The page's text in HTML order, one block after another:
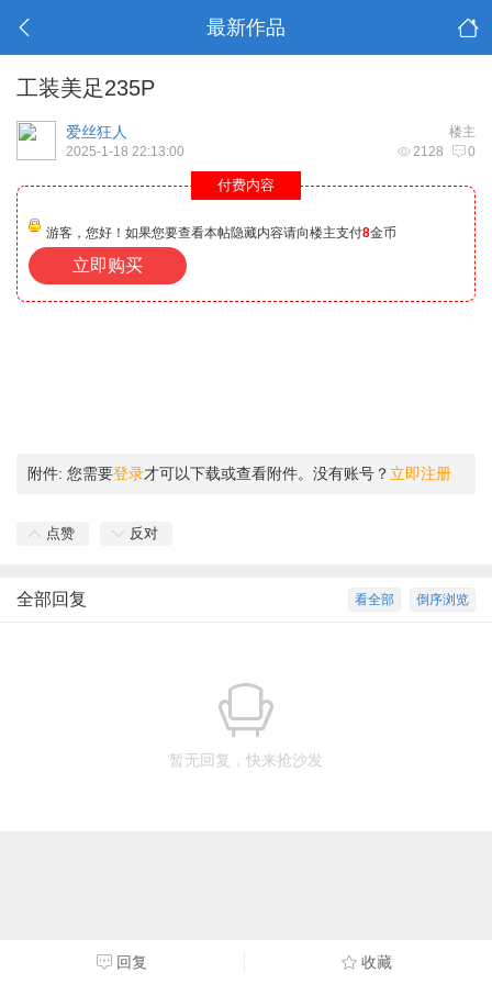
最新作品
工装美足235P
楼主
爱丝狂人
2128 0
2025-1-18 22:13:00
付费内容
游客，您好！如果您要查看本帖隐藏内容请向楼主支付8金币
立即购买
附件: 您需要登录才可以下载或查看附件。没有账号？ 立即注册
点赞 反对
倒序浏览
看全部
全部回复
暂无回复，快来抢沙发
回复 收藏